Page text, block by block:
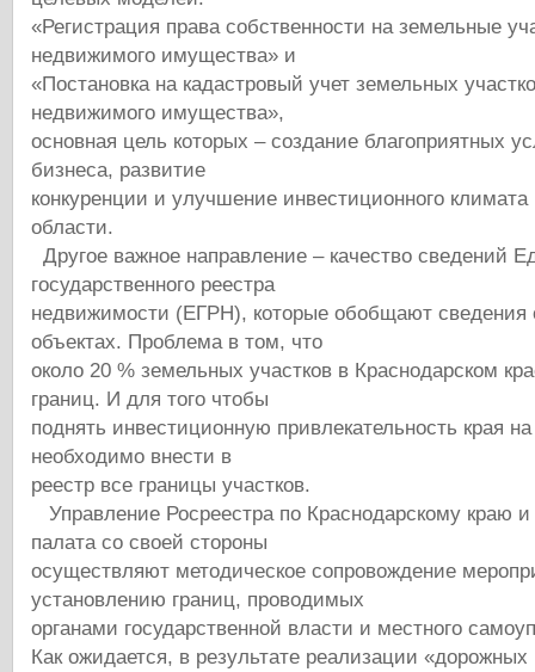
«Регистрация права собственности на земельные
недвижимого имущества» и
«Постановка на кадастровый учет земельных
недвижимого имущества»,
основная цель которых – создание благоприятных
бизнеса, развитие
конкуренции и улучшение инвестиционного климата
области.
Другое важное направление – качество сведений
государственного реестра
недвижимости (ЕГРН), которые обобщают сведения
объектах. Проблема в том, что
около 20 % земельных участков в Краснодарском
границ. И для того чтобы
поднять инвестиционную привлекательность края
необходимо внести в
реестр все границы участков.
Управление Росреестра по Краснодарскому краю и
палата со своей стороны
осуществляют методическое сопровождение
установлению границ, проводимых
органами государственной власти и местного
Как ожидается, в результате реализации «дорожных